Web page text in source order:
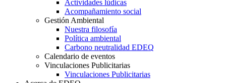
Actividades lúdicas
Acompañamiento social
Gestión Ambiental
Nuestra filosofía
Política ambiental
Carbono neutralidad EDEQ
Calendario de eventos
Vinculaciones Publicitarias
Vinculaciones Publicitarias